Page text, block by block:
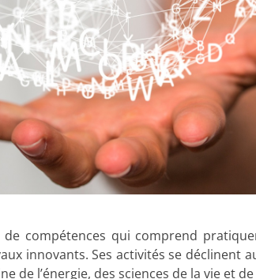
compétences qui comprend
innovants. Ses activités se déclinent
de l’énergie, des sciences de la vie et